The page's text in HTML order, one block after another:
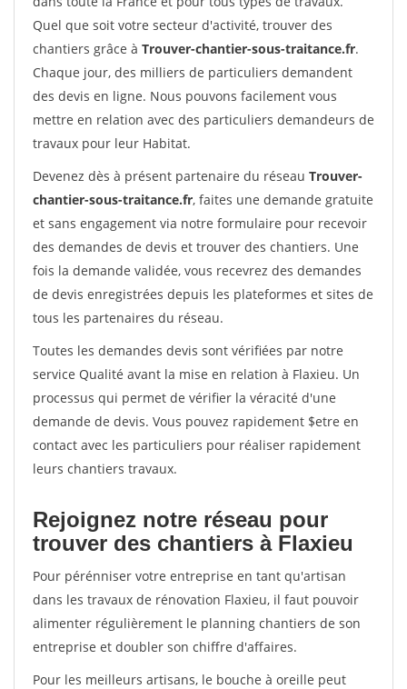
Quel que soit votre secteur d'activité, trouver des
chantiers grâce à Trouver-chantier-sous-traitance.fr.
Chaque jour, des milliers de particuliers demandent
des devis en ligne. Nous pouvons facilement vous
mettre en relation avec des particuliers demandeurs de
travaux pour leur Habitat.
Devenez dès à présent partenaire du réseau Trouver-
chantier-sous-traitance.fr, faites une demande gratuite
et sans engagement via notre formulaire pour recevoir
des demandes de devis et trouver des chantiers. Une
fois la demande validée, vous recevrez des demandes
de devis enregistrées depuis les plateformes et sites de
tous les partenaires du réseau.
Toutes les demandes devis sont vérifiées par notre
service Qualité avant la mise en relation à Flaxieu. Un
processus qui permet de vérifier la véracité d'une
demande de devis. Vous pouvez rapidement $etre en
contact avec les particuliers pour réaliser rapidement
leurs chantiers travaux.
Rejoignez notre réseau pour
trouver des chantiers à Flaxieu
Pour pérénniser votre entreprise en tant qu'artisan
dans les travaux de rénovation Flaxieu, il faut pouvoir
alimenter régulièrement le planning chantiers de son
entreprise et doubler son chiffre d'affaires.
Pour les meilleurs artisans, le bouche à oreille peut